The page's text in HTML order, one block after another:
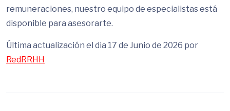
remuneraciones, nuestro equipo de especialistas está
disponible para asesorarte.
Última actualización el dia 17 de Junio de 2026 por
RedRRHH